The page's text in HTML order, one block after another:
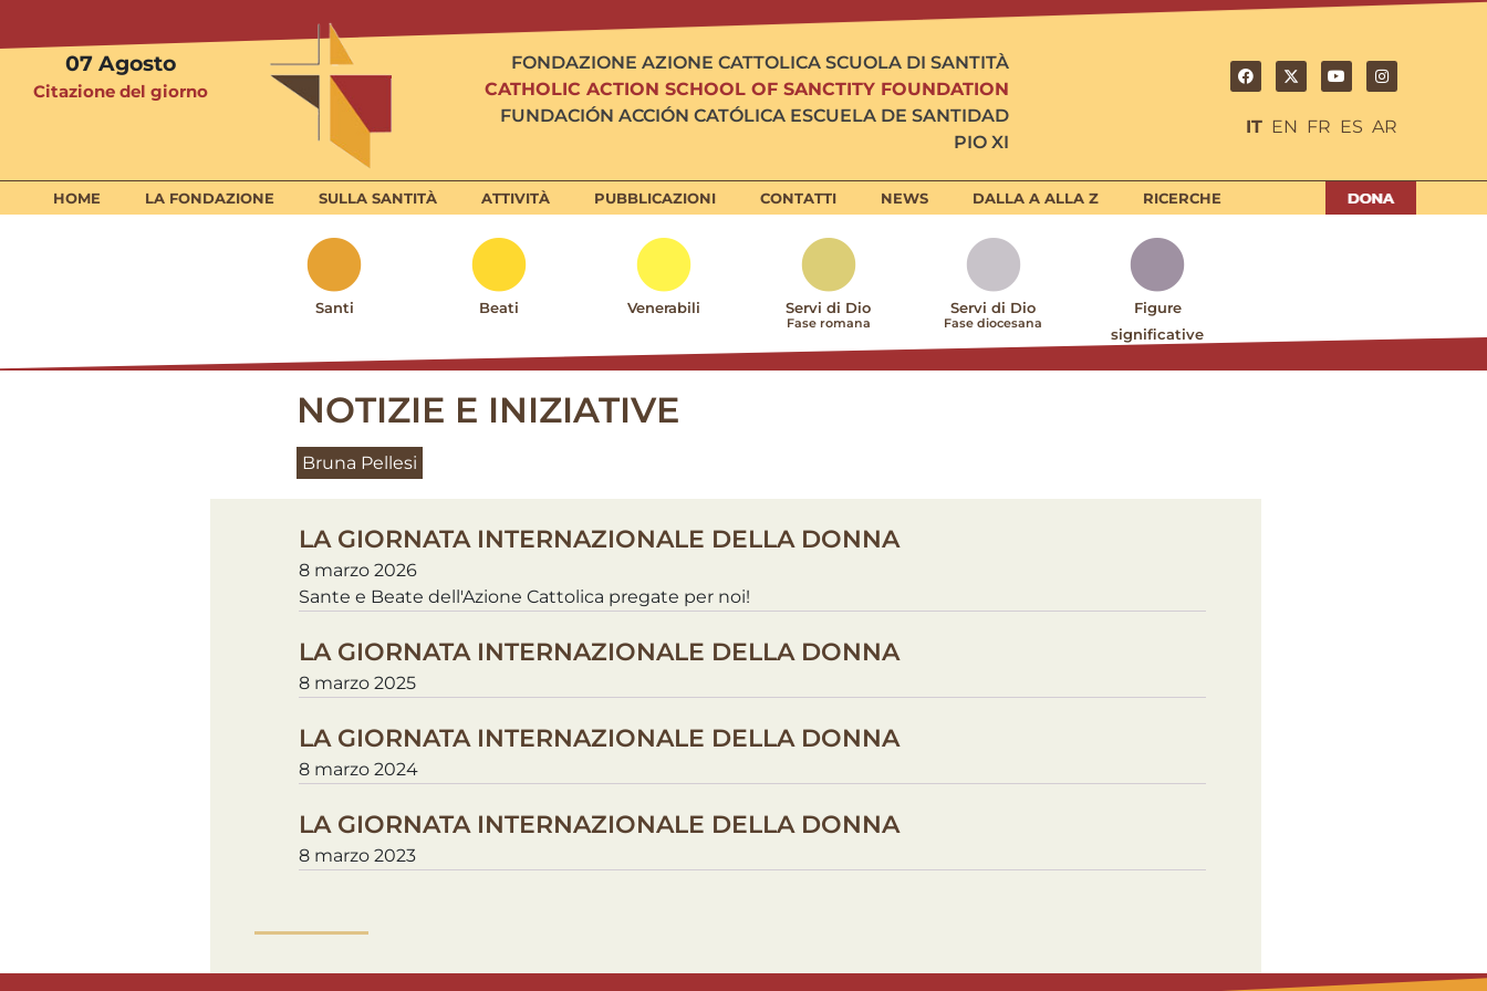
07 Agosto
Citazione del giorno
FONDAZIONE AZIONE CATTOLICA SCUOLA DI SANTITÀ
CATHOLIC ACTION SCHOOL OF SANCTITY FOUNDATION
FUNDACIÓN ACCIÓN CATÓLICA ESCUELA DE SANTIDAD
PIO XI
IT EN FR ES AR
HOME LA FONDAZIONE SULLA SANTITÀ ATTIVITÀ PUBBLICAZIONI CONTATTI NEWS DALLA A ALLA Z RICERCHE
Santi Beati Venerabili Servi di Dio
Fase romana
Servi di Dio
Fase diocesana
Figure
significative
NOTIZIE E INIZIATIVE
Bruna Pellesi
LA GIORNATA INTERNAZIONALE DELLA DONNA
8 marzo 2026
Sante e Beate dell'Azione Cattolica pregate per noi!
LA GIORNATA INTERNAZIONALE DELLA DONNA
8 marzo 2025
LA GIORNATA INTERNAZIONALE DELLA DONNA
8 marzo 2024
LA GIORNATA INTERNAZIONALE DELLA DONNA
8 marzo 2023